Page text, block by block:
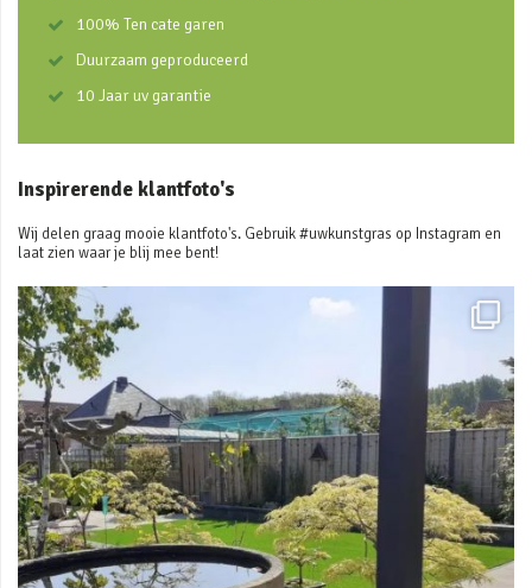
100% Ten cate garen
Duurzaam geproduceerd
10 Jaar uv garantie
Inspirerende klantfoto's
Wij delen graag mooie klantfoto's. Gebruik #uwkunstgras op Instagram en
laat zien waar je blij mee bent!